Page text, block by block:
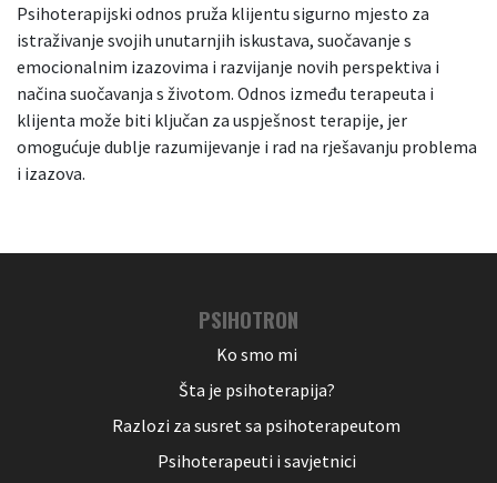
Psihoterapijski odnos pruža klijentu sigurno mjesto za
istraživanje svojih unutarnjih iskustava, suočavanje s
emocionalnim izazovima i razvijanje novih perspektiva i
načina suočavanja s životom. Odnos između terapeuta i
klijenta može biti ključan za uspješnost terapije, jer
omogućuje dublje razumijevanje i rad na rješavanju problema
i izazova.
PSIHOTRON
Ko smo mi
Šta je psihoterapija?
Razlozi za susret sa psihoterapeutom
Psihoterapeuti i savjetnici